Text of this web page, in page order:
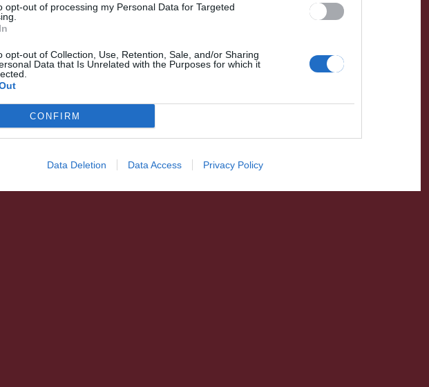
opt-out of processing my Personal Data for Targeted
opt-out of Collection, Use, Retention, Sale, and/or Sharing
Data that Is Unrelated with the Purposes for which it
CONFIRM
Data Deletion Data Access Privacy Policy
vizsgáztatják az